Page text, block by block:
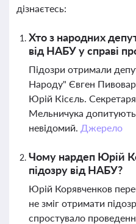
дізнаєтесь:
Хто з народних
від НАБУ у справі
Підозри отримали
Народу" Євген
Юрій Кісєль. Секретаря
Мельничука
невідомий. Джерело
Чому нардеп Юрій
підозру від НАБУ?
Юрій Корявченков
не зміг отримати
спростувало